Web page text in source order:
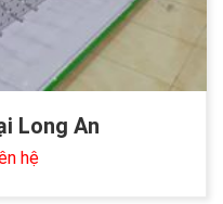
Long An
hệ